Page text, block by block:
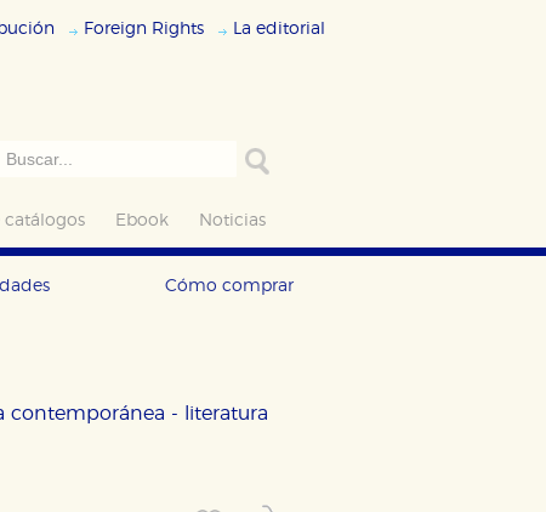
Foreign Rights La editorial
catálogos Ebook Noticias
Cómo comprar
contemporánea - literatura